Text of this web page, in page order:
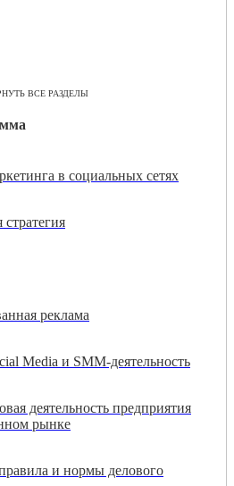
ВСЕ РАЗДЕЛЫ
в социальных сетях
реклама
Media и SMM-деятельность
деятельность предприятия
рынке
и нормы делового